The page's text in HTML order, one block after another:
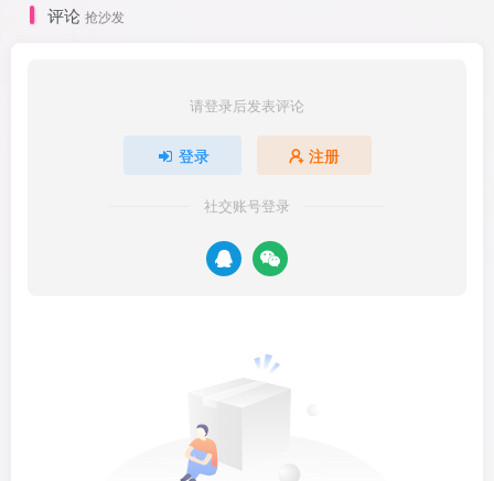
评论 抢沙发
请登录后发表评论
登录 注册
社交账号登录